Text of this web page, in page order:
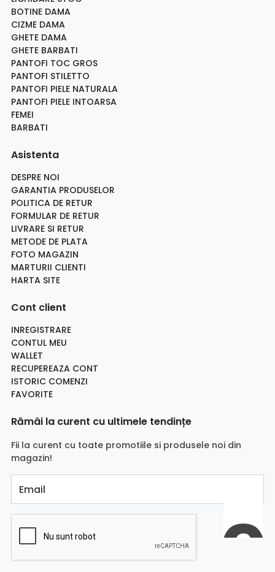
BOTINE DAMA
CIZME DAMA
GHETE DAMA
GHETE BARBATI
PANTOFI TOC GROS
PANTOFI STILETTO
PANTOFI PIELE NATURALA
PANTOFI PIELE INTOARSA
FEMEI
BARBATI
Asistenta
DESPRE NOI
GARANTIA PRODUSELOR
POLITICA DE RETUR
FORMULAR DE RETUR
LIVRARE SI RETUR
METODE DE PLATA
FOTO MAGAZIN
MARTURII CLIENTI
HARTA SITE
Cont client
INREGISTRARE
CONTUL MEU
WALLET
RECUPEREAZA CONT
ISTORIC COMENZI
FAVORITE
Rămâi la curent cu ultimele tendințe
Fii la curent cu toate promotiile si produsele noi din
magazin!
Email